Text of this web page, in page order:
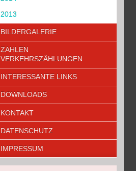
2013
BILDERGALERIE
ZAHLEN
VERKEHRSZÄHLUNGEN
INTERESSANTE LINKS
DOWNLOADS
KONTAKT
DATENSCHUTZ
IMPRESSUM